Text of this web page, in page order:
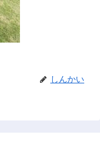
しんかい